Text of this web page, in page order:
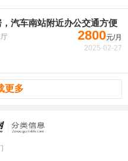
汽车南站附近办公交通方便
2800元/月
2025-02-27
更多